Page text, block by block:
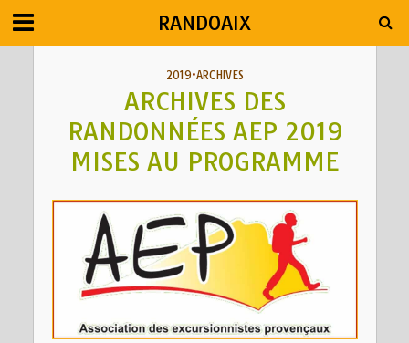
RANDOAIX
2019•ARCHIVES
ARCHIVES DES
RANDONNÉES AEP 2019
MISES AU PROGRAMME